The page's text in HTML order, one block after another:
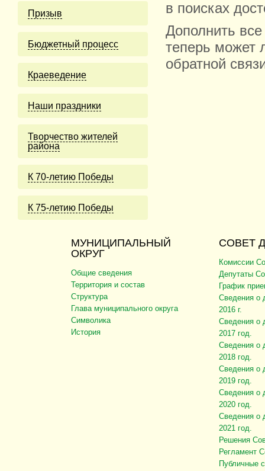
Призыв
Бюджетный процесс
Краеведение
Наши праздники
Творчество жителей
района
К 70-летию Победы
К 75-летию Победы
в поисках
Дополнить
теперь
обратной
МУНИЦИПАЛЬНЫЙ
ОКРУГ
Общие сведения
Территория и состав
Структура
Глава муниципального округа
Символика
История
СОВЕТ
Комиссии
Депутаты
График
Сведения о
2016 г.
Сведения о
2017 год.
Сведения о
2018 год.
Сведения о
2019 год.
Сведения о
2020 год.
Сведения о
2021 год.
Решения
Регламент
Публичные